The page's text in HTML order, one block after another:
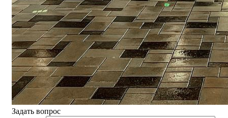
Задать вопрос